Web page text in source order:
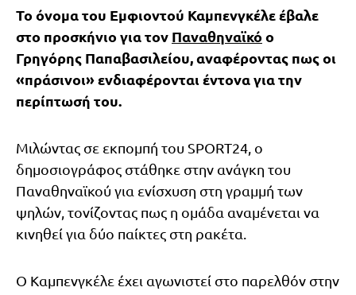
Το όνομα του Εμφιοντού Καμπενγκέλε έβαλε
στο προσκήνιο για τον Παναθηναϊκό ο
Γρηγόρης Παπαβασιλείου, αναφέροντας πως οι
«πράσινοι» ενδιαφέρονται έντονα για την
περίπτωσή του.
Μιλώντας σε εκπομπή του SPORT24, ο
δημοσιογράφος στάθηκε στην ανάγκη του
Παναθηναϊκού για ενίσχυση στη γραμμή των
ψηλών, τονίζοντας πως η ομάδα αναμένεται να
κινηθεί για δύο παίκτες στη ρακέτα.
Ο Καμπενγκέλε έχει αγωνιστεί στο παρελθόν στην